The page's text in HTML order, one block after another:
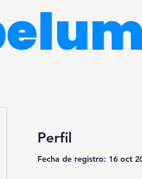
Perfil
Fecha de registro: 16 oct